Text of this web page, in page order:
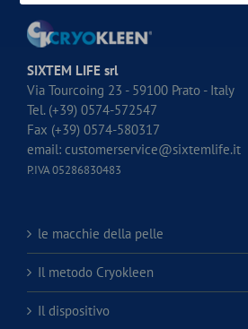
SIXTEM LIFE srl
Via Tourcoing 23 - 59100 Prato - Italy
Tel. (+39) 0574-572547
Fax (+39) 0574-580317
email: customerservice@sixtemlife.it
P.IVA 05286830483
le macchie della pelle
Il metodo Cryokleen
Il dispositivo